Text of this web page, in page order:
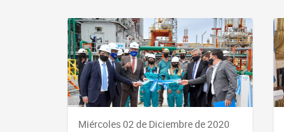
Miércoles 02 de Diciembre de 2020